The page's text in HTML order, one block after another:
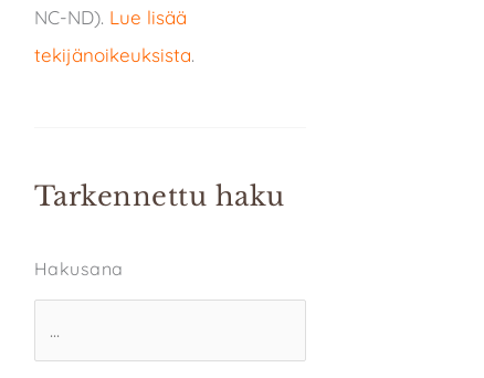
NC-ND). Lue lisää
tekijänoikeuksista.
Tarkennettu haku
Hakusana